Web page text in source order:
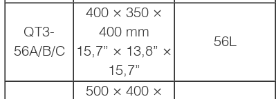
QT3-
56A/B/C
400 × 350 ×
400 mm
15,7” × 13,8” ×
15,7”
56L
500 × 400 ×